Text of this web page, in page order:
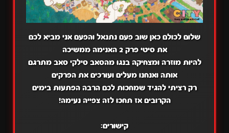
שלום לכולם כאן שוב פעם נתנאל והפעם אני מביא לכם
את סיטי פרק 2 האנימה ממשיכה
להיות מוזרה ומצחיקה בנגו מהסאב סילקי סאב מתרגם
אותה ואנחנו מעלים ועורכים את הפרקים
רק רציתי להגיד שמחכות לכם הרבה הפתעות בימים
הקרובים אז תחכו לזה צפייה נעימה!
קישורים: